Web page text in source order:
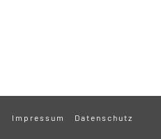
Impressum Datenschutz